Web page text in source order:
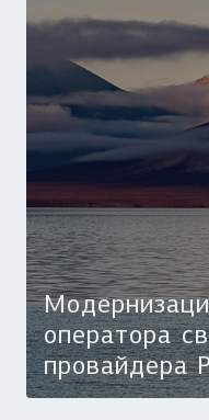
оператора
провайдера